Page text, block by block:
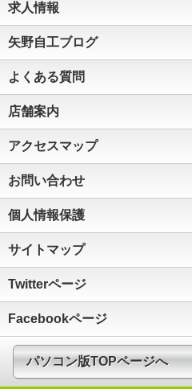
求人情報
矢野自工ブログ
よくある質問
店舗案内
アクセスマップ
お問い合わせ
個人情報保護
サイトマップ
Twitterページ
Facebookページ
パソコン版TOPページへ